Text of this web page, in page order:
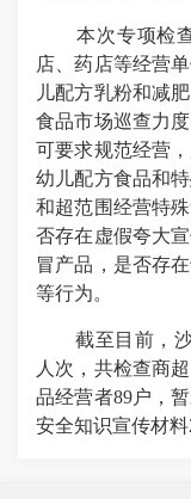
本次专项检查
店、药店等经营
儿配方乳粉和减
食品市场巡查力
可要求规范经营
幼儿配方食品和
和超范围经营特
否存在虚假夸大
冒产品，是否存
等行为。
截至目前，沙
人次，共检查商
品经营者89户，
安全知识宣传材料